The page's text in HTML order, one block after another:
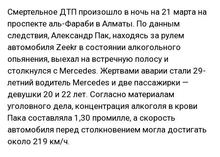
Смертельное ДТП произошло в ночь на 21 марта на
проспекте аль-Фараби в Алматы. По данным
следствия, Александр Пак, находясь за рулем
автомобиля Zeekr в состоянии алкогольного
опьянения, выехал на встречную полосу и
столкнулся с Mercedes. Жертвами аварии стали 29-
летний водитель Mercedes и две пассажирки —
девушки 20 и 22 лет. Согласно материалам
уголовного дела, концентрация алкоголя в крови
Пака составляла 1,30 промилле, а скорость
автомобиля перед столкновением могла достигать
около 219 км/ч.